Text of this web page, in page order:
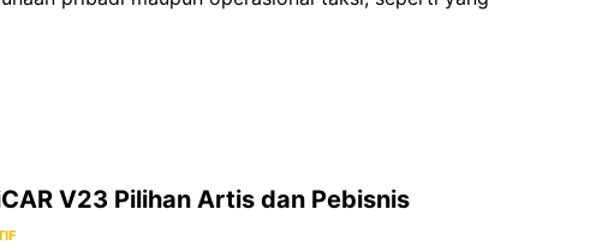
V23 Pilihan Artis dan Pebisnis